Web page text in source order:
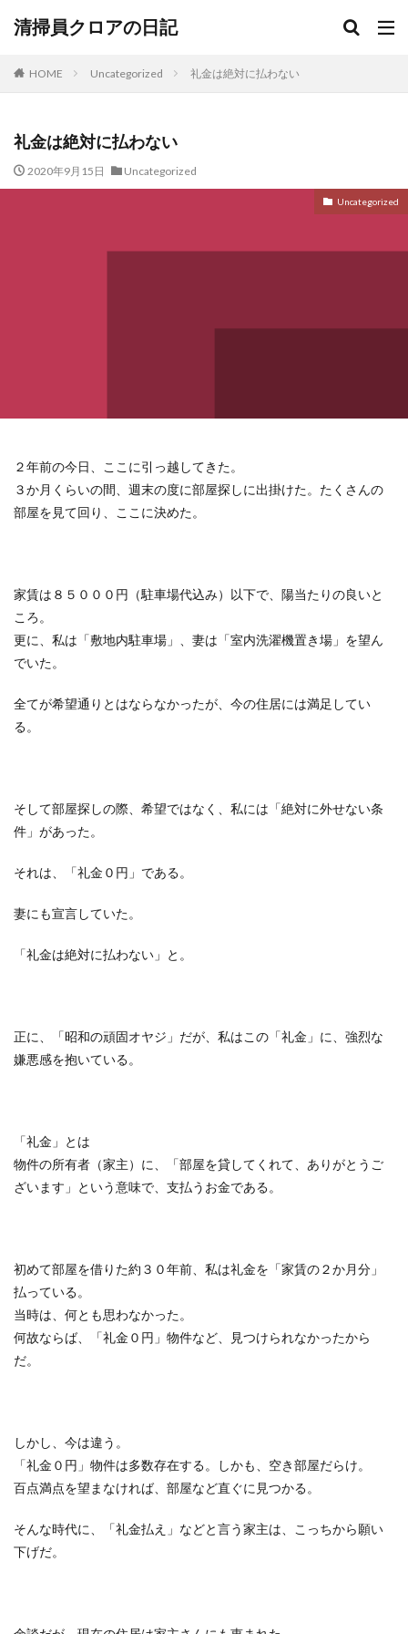
清掃員クロアの日記
HOME Uncategorized 礼金は絶対に払わない
礼金は絶対に払わない
2020年9月15日 Uncategorized
Uncategorized
２年前の今日、ここに引っ越してきた。
３か月くらいの間、週末の度に部屋探しに出掛けた。たくさんの
部屋を見て回り、ここに決めた。
家賃は８５０００円（駐車場代込み）以下で、陽当たりの良いと
ころ。
更に、私は「敷地内駐車場」、妻は「室内洗濯機置き場」を望ん
でいた。
全てが希望通りとはならなかったが、今の住居には満足してい
る。
そして部屋探しの際、希望ではなく、私には「絶対に外せない条
件」があった。
それは、「礼金０円」である。
妻にも宣言していた。
「礼金は絶対に払わない」と。
正に、「昭和の頑固オヤジ」だが、私はこの「礼金」に、強烈な
嫌悪感を抱いている。
「礼金」とは
物件の所有者（家主）に、「部屋を貸してくれて、ありがとうご
ざいます」という意味で、支払うお金である。
初めて部屋を借りた約３０年前、私は礼金を「家賃の２か月分」
払っている。
当時は、何とも思わなかった。
何故ならば、「礼金０円」物件など、見つけられなかったから
だ。
しかし、今は違う。
「礼金０円」物件は多数存在する。しかも、空き部屋だらけ。
百点満点を望まなければ、部屋など直ぐに見つかる。
そんな時代に、「礼金払え」などと言う家主は、こっちから願い
下げだ。